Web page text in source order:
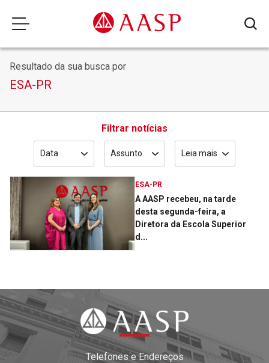
Resultado da sua busca por
ESA-PR
Filtrar notícias
Data Assunto Leia mais
ESA-PR
A AASP recebeu, na tarde
desta segunda-feira, a
Diretora da Escola Superior
d...
Telefones e Endereços